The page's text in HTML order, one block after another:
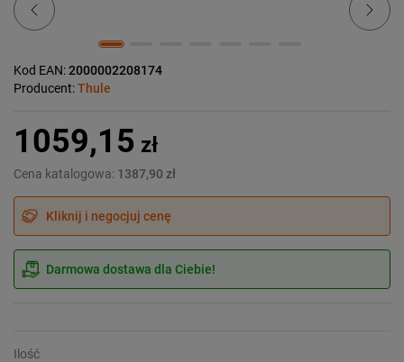
Kod EAN:2000002208174
Producent:Thule
1059,15 zł
Cena katalogowa: 1387,90 zł
Kliknij i negocjuj cenę
Darmowa dostawa dla Ciebie!
Ilość